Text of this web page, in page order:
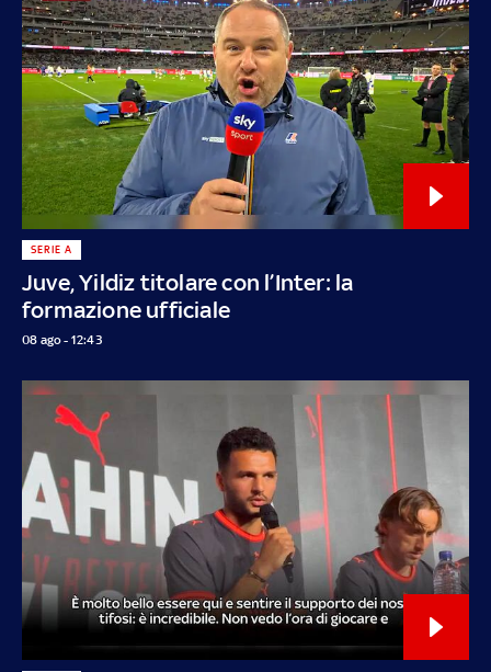
Juve, Yildiz titolare con l’Inter: la
formazione ufficiale
SERIE A
08 ago - 12:43